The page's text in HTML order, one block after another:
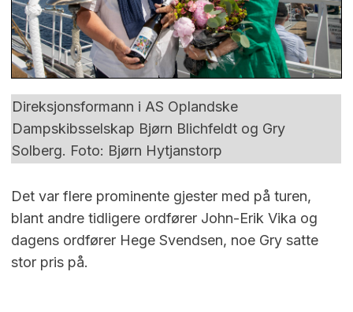
Direksjonsformann i AS Oplandske
Dampskibsselskap Bjørn Blichfeldt og Gry
Solberg. Foto: Bjørn Hytjanstorp
Det var flere prominente gjester med på turen,
blant andre tidligere ordfører John-Erik Vika og
dagens ordfører Hege Svendsen, noe Gry satte
stor pris på.